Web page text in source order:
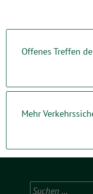
Offenes Treffen
Mehr
Suchen